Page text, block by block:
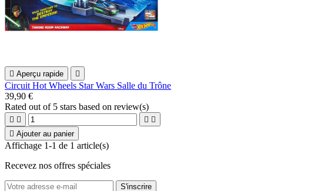
 Aperçu rapide 
Circuit Hot Wheels Star Wars Salle du Trône
39,90 €
Rated out of 5 stars based on review(s)
   
 Ajouter au panier
Affichage 1-1 de 1 article(s)
Recevez nos offres spéciales